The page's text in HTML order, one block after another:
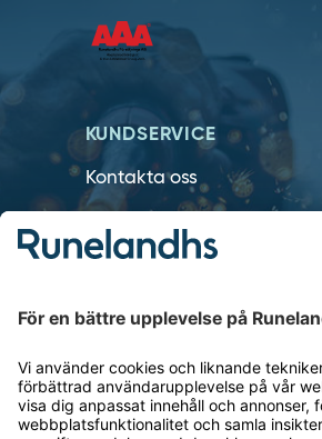
KUNDSERVICE
Kontakta oss
Försäljningsvillkor
Om cookies
Cookie inställningar